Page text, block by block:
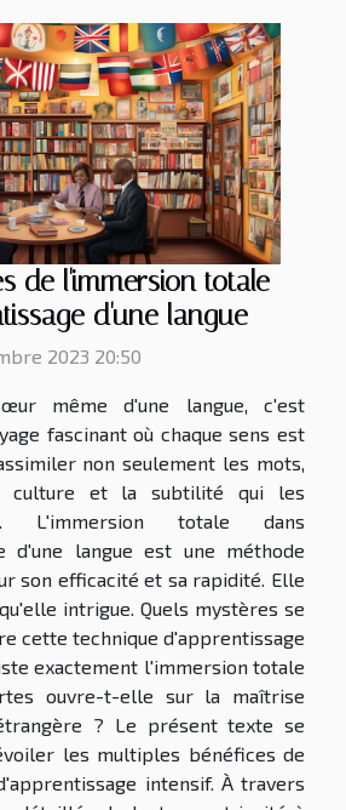
de l'immersion totale
d'une langue
2023 20:50
même d'une langue, c'est
fascinant où chaque sens est
non seulement les mots,
culture et la subtilité qui les
L'immersion totale dans
d'une langue est une méthode
son efficacité et sa rapidité. Elle
intrigue. Quels mystères se
cette technique d'apprentissage
exactement l'immersion totale
ouvre-t-elle sur la maîtrise
? Le présent texte se
les multiples bénéfices de
intensif. À travers